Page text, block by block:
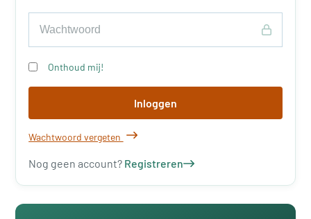
Onthoud mij!
Inloggen
Wachtwoord vergeten
Nog geen account? Registreren